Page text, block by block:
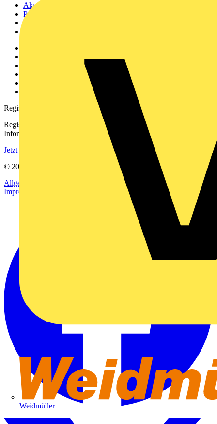
Weidmüller
Akademie
Produktsuche
Partner
Downloadbereich (PDFs)
Häufig gestellte Fragen
Registrierung
Registrieren Sie sich kostenlos und erhalten Sie stets aktuelle
Informationen aus der Elektroindustrie.
Jetzt registrieren
© 2002-
Allgemeine Geschäftsbedingungen
Datenschutzerklärung
Impressum